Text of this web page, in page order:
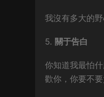
我沒有多大的
5. 關于告白
你知道我最怕
歡你，你要不要